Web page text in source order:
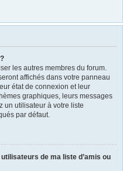
les autres membres du forum.
affichés dans votre panneau
état de connexion et leur
graphiques, leurs messages
un utilisateur à votre liste
par défaut.
de ma liste d’amis ou